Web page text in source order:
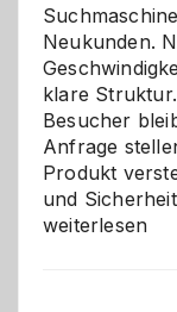
Neukunden.
klare
Besucher
Anfrage
Produkt
und
weiterlesen